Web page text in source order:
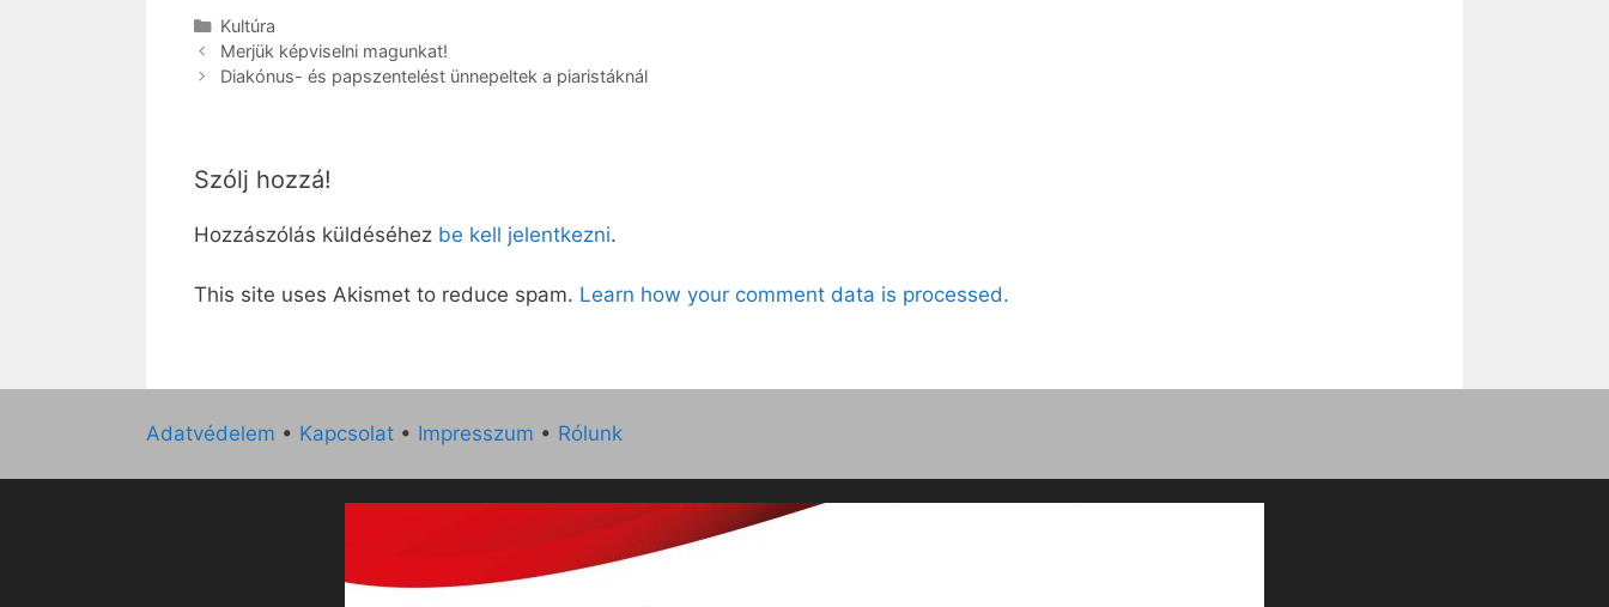
Kategória
Kultúra
Merjük képviselni magunkat!
Diakónus- és papszentelést ünnepeltek a piaristáknál
Szólj hozzá!
Hozzászólás küldéséhez be kell jelentkezni.
This site uses Akismet to reduce spam. Learn how your comment data is processed.
Adatvédelem • Kapcsolat • Impresszum • Rólunk